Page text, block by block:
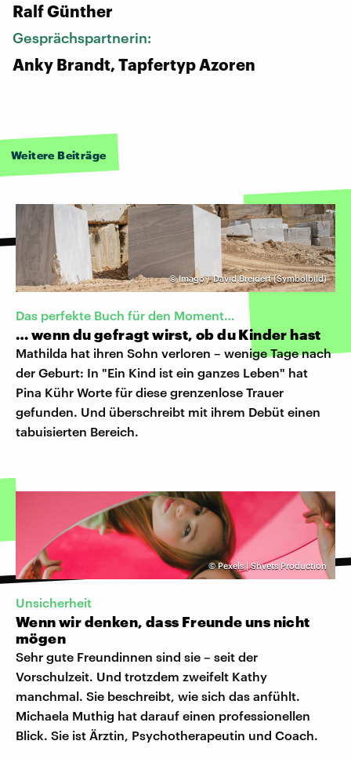
Ralf Günther
Gesprächspartnerin:
Anky Brandt, Tapfertyp Azoren
Weitere Beiträge
©Imago / David Breidert (Symbolbild)
Das perfekte Buch für den Moment…
… wenn du gefragt wirst, ob du Kinder hast
Mathilda hat ihren Sohn verloren – wenige Tage nach
der Geburt: In "Ein Kind ist ein ganzes Leben" hat
Pina Kühr Worte für diese grenzenlose Trauer
gefunden. Und überschreibt mit ihrem Debüt einen
tabuisierten Bereich.
©Pexels | Shvets Production
Unsicherheit
Wenn wir denken, dass Freunde uns nicht
mögen
Sehr gute Freundinnen sind sie – seit der
Vorschulzeit. Und trotzdem zweifelt Kathy
manchmal. Sie beschreibt, wie sich das anfühlt.
Michaela Muthig hat darauf einen professionellen
Blick. Sie ist Ärztin, Psychotherapeutin und Coach.